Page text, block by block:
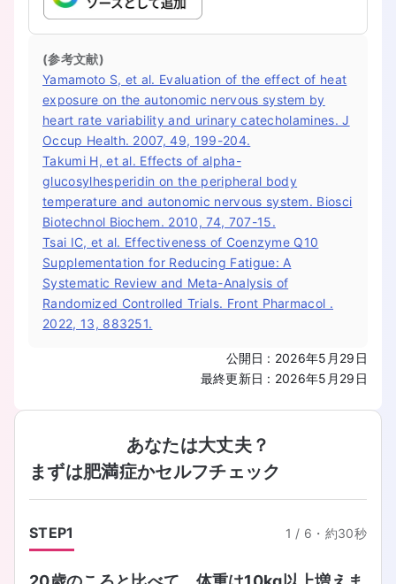
(参考文献)
Yamamoto S, et al. Evaluation of the effect of heat
exposure on the autonomic nervous system by
heart rate variability and urinary catecholamines. J
Occup Health. 2007, 49, 199-204.
Takumi H, et al. Effects of alpha-
glucosylhesperidin on the peripheral body
temperature and autonomic nervous system. Biosci
Biotechnol Biochem. 2010, 74, 707-15.
Tsai IC, et al. Effectiveness of Coenzyme Q10
Supplementation for Reducing Fatigue: A
Systematic Review and Meta-Analysis of
Randomized Controlled Trials. Front Pharmacol .
2022, 13, 883251.
公開日 : 2026年5月29日
最終更新日 : 2026年5月29日
あなたは大丈夫？
まずは肥満症かセルフチェック
STEP1 1 / 6 ・ 約30秒